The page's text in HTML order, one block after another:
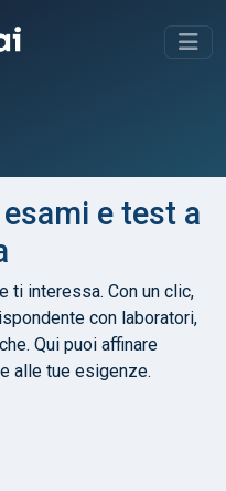
e test a
ti interessa. Con un clic,
con laboratori,
Qui puoi affinare
alle tue esigenze.